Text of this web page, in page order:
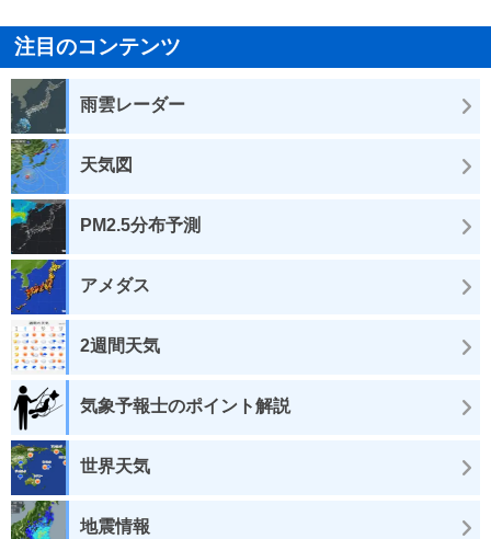
注目のコンテンツ
雨雲レーダー
天気図
PM2.5分布予測
アメダス
2週間天気
気象予報士のポイント解説
世界天気
地震情報